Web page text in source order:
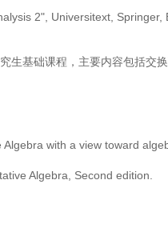
2", Universitext, Springer,
生基础课程，主要内容包括交
with a view toward
Algebra, Second edition.